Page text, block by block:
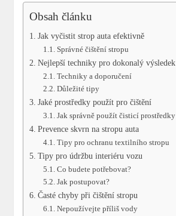
Obsah článku
Jak vyčistit strop auta efektivně
Správné čištění stropu
Nejlepší techniky pro dokonalý výsledek
Techniky a doporučení
Důležité tipy
Jaké prostředky použít pro čištění
Jak správně použít čisticí prostředky
Prevence skvrn na stropu auta
Tipy pro ochranu textilního stropu
Tipy pro údržbu interiéru vozu
Co budete potřebovat?
Jak postupovat?
Časté chyby při čištění stropu
Nepoužívejte příliš vody